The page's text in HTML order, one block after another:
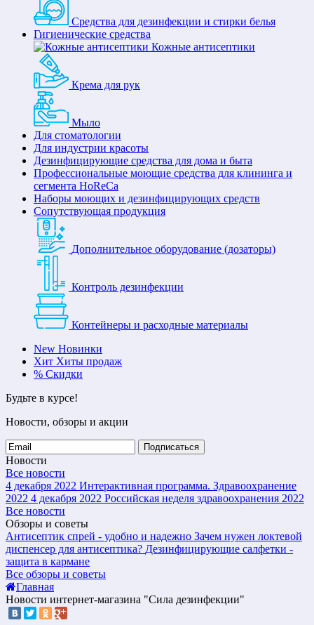
Средства для дезинфекции и стирки белья
Гигиенические средства
Кожные антисептики
Крема для рук
Мыло
Для стоматологии
Для индустрии красоты
Дезинфицирующие средства для дома и быта
Профессиональные моющие средства для клининга и
сегмента HoReCa
Наборы моющих и дезинфицирующих средств
Сопутствующая продукция
Дополнительное оборудование (дозаторы)
Контроль дезинфекции
Контейнеры и расходные материалы
New Новинки
Хит Хиты продаж
% Скидки
Будьте в курсе!
Новости, обзоры и акции
Подписаться
Новости
Все новости
4 декабря 2022 Интерактивная программа. Здравоохранение
2022 4 декабря 2022 Российская неделя здравоохранения 2022
Все новости
Обзоры и советы
Антисептик спрей - удобно и надежно Зачем нужен локтевой
диспенсер для антисептика? Дезинфицирующие салфетки -
защита в кармане
Все обзоры и советы
Главная
Новости интернет-магазина "Сила дезинфекции"